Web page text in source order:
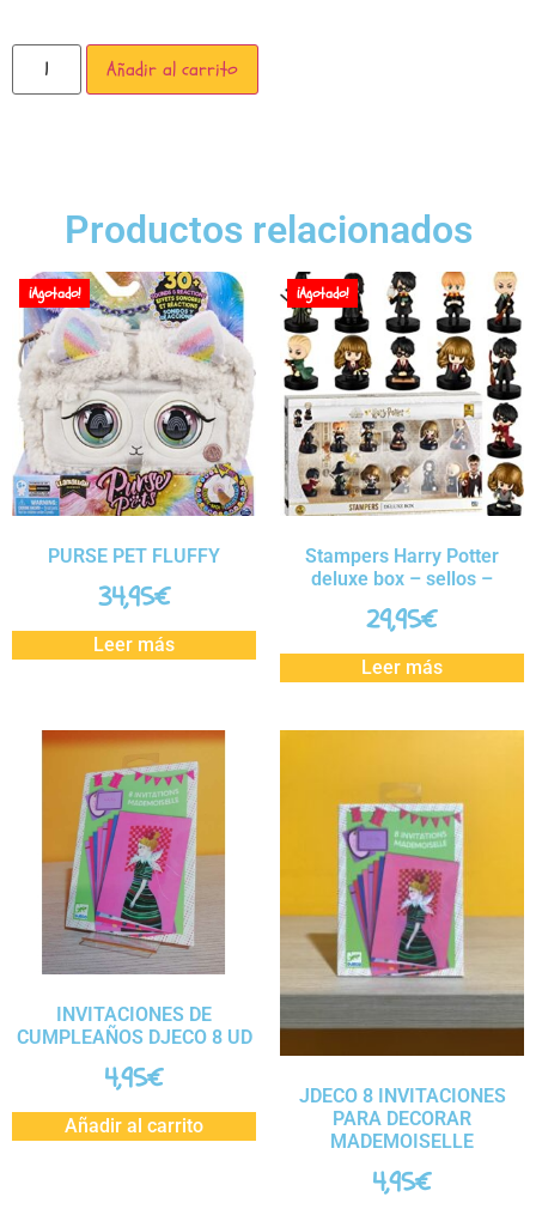
Añadir al carrito
Productos relacionados
¡Agotado!
PURSE PET FLUFFY
34,95€
Leer más
¡Agotado!
Stampers Harry Potter
deluxe box – sellos –
29,95€
Leer más
INVITACIONES DE
CUMPLEAÑOS DJECO 8 UD
4,95€
Añadir al carrito
JDECO 8 INVITACIONES
PARA DECORAR
MADEMOISELLE
4,95€